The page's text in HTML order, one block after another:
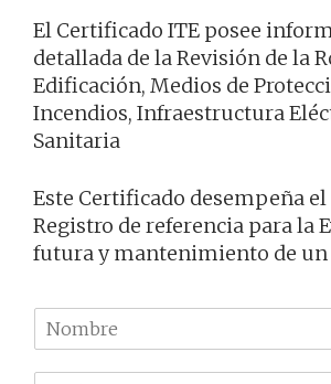
El Certificado ITE posee
detallada de la Revisión de la
Edificación, Medios de
Incendios, Infraestructura
Sanitaria
Este Certificado desempeña
Registro de referencia para la
futura y mantenimiento de un
N
o
m